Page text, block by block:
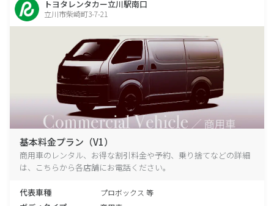
トヨタレンタカー立川駅南口
立川市柴崎町3-7-21
基本料金プラン（V1）
商用車のレンタル、お得な割引料金や予約、乗り捨てなどの詳細
は、こちらから各店舗にお電話ください。
代表車種 プロボックス 等